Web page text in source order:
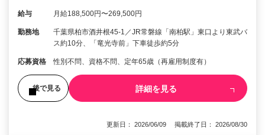
給与 月給188,500円〜269,500円
勤務地
千葉県柏市酒井根45-1／JR常磐線「南柏駅」東口より東武バ
ス約10分、「竜光寺前」下車徒歩約5分
応募資格 性別不問、資格不問、定年65歳（再雇用制度有）
後で見る 詳細を見る
更新日： 2026/06/09 掲載終了日： 2026/08/30